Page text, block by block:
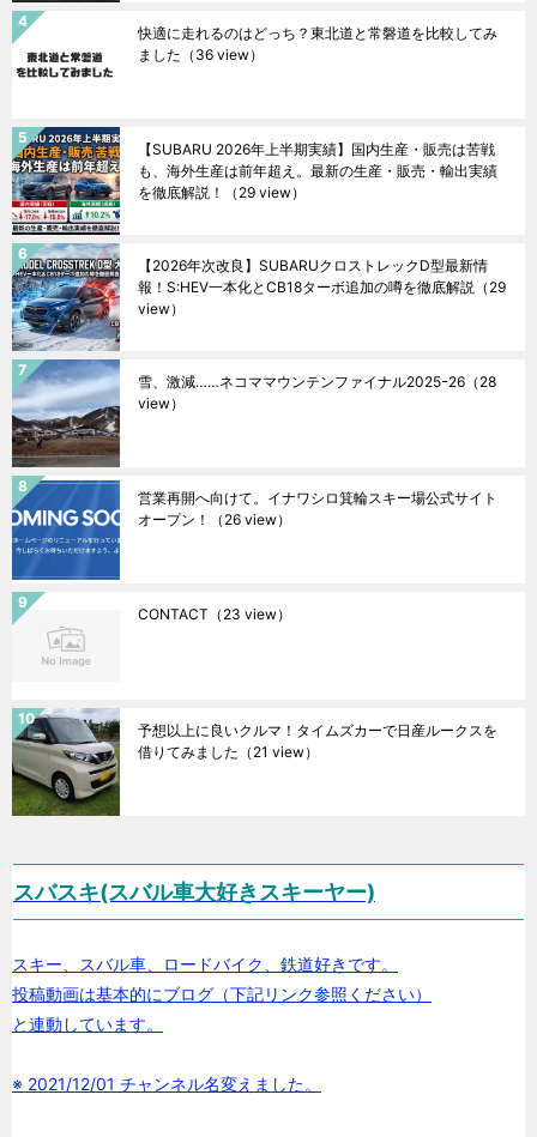
快適に走れるのはどっち？東北道と常磐道を比較してみ
ました （36 view）
【SUBARU 2026年上半期実績】国内生産・販売は苦戦
も、海外生産は前年超え。最新の生産・販売・輸出実績
を徹底解説！
（29 view）
【2026年次改良】SUBARUクロストレックD型最新情
報！S:HEV一本化とCB18ターボ追加の噂を徹底解説 （29
view）
雪、激減……ネコママウンテンファイナル2025ｰ26 （28
view）
営業再開へ向けて。イナワシロ箕輪スキー場公式サイト
オープン！
（26 view）
CONTACT （23 view）
予想以上に良いクルマ！タイムズカーで日産ルークスを
借りてみました （21 view）
スバスキ(スバル車大好きスキーヤー)
スキー、スバル車、ロードバイク、鉄道好きです。
投稿動画は基本的にブログ（下記リンク参照ください）
と連動しています。
※ 2021/12/01 チャンネル名変えました。